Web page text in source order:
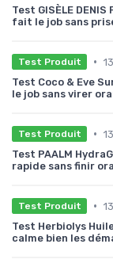
Test GISÈLE
fait le job sans
Test Produit •
Test Coco & Eve
le job sans virer
Test Produit •
Test PAALM
rapide sans finir
Test Produit •
Test Herbiolys
calme bien les